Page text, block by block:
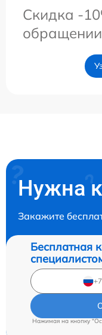
Скидка -
обращении
Нужна
Закажите
Бесплатная
Нажимая на кнопку